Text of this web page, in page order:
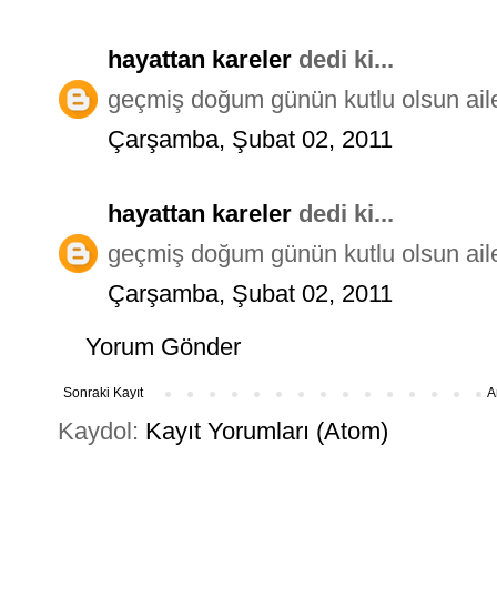
hayattan kareler dedi ki...
geçmiş doğum günün kutlu olsun
Çarşamba, Şubat 02, 2011
hayattan kareler dedi ki...
geçmiş doğum günün kutlu olsun
Çarşamba, Şubat 02, 2011
Yorum Gönder
Sonraki Kayıt
Kaydol: Kayıt Yorumları (Atom)